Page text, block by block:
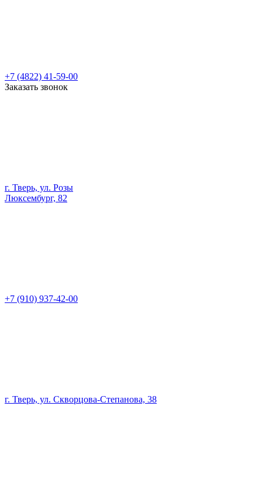
+7 (4822) 41-59-00
Заказать звонок
г. Тверь, ул. Розы
Люксембург, 82
+7 (910) 937-42-00
г. Тверь, ул. Скворцова-Степанова, 38